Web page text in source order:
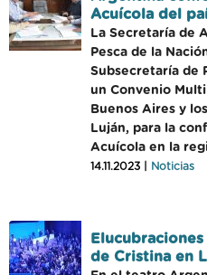
Acuícola del
La Secretaría de
Pesca de la
Subsecretaría de
un Convenio
Buenos Aires y
Luján, para la
Acuícola en la
14.11.2023 | Noticias
de Cristina en